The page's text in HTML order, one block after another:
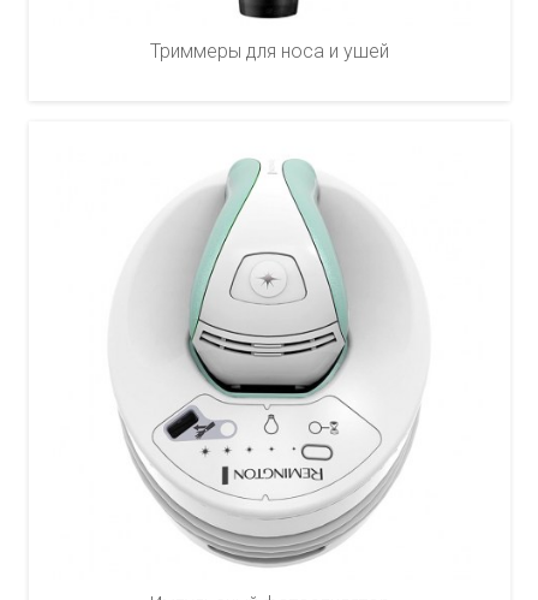
Триммеры для носа и ушей